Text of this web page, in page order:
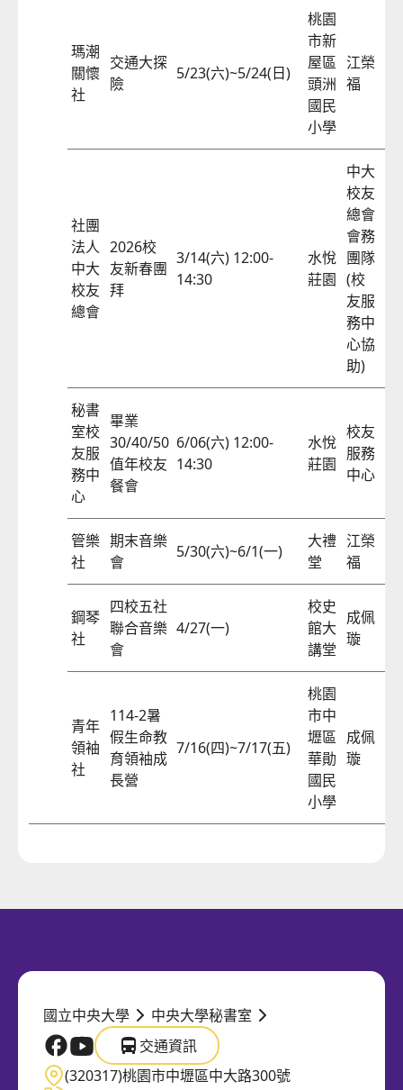
瑪潮
關懷
社
交通大探
險
5/23(六)~5/24(日)
桃園
市新
屋區
頭洲
國民
小學
江榮
福
社團
法人
中大
校友
總會
2026校
友新春團
拜
3/14(六) 12:00-
14:30
水悅
莊園
中大
校友
總會
會務
團隊
(校
友服
務中
心協
助)
秘書
室校
友服
務中
心
畢業
30/40/50
值年校友
餐會
6/06(六) 12:00-
14:30
水悅
莊園
校友
服務
中心
管樂
社
期末音樂
會
5/30(六)~6/1(一)
大禮
堂
江榮
福
鋼琴
社
四校五社
聯合音樂
會
4/27(一)
校史
館大
講堂
成佩
璇
青年
領袖
社
114-2暑
假生命教
育領袖成
長營
7/16(四)~7/17(五)
桃園
市中
壢區
華勛
國民
小學
成佩
璇
(320317)桃園市中壢區中大路300號
國立中央大學
中央大學秘書室
國立中央大學官方FB
國立中央大學官方Youtube
交通資訊
交通資訊